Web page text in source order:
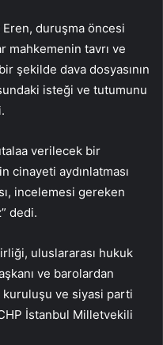
Eren, duruşma öncesi
mahkemenin tavrı ve
şekilde dava dosyasının
isteği ve tutumunu
verilecek bir
cinayeti aydınlatması
incelemesi gereken
dedi.
uluslararası hukuk
ve barolardan
ve siyasi parti
İstanbul Milletvekili